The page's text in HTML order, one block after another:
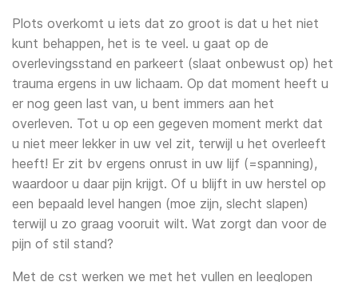
Plots overkomt u iets dat zo groot is dat u het niet
kunt behappen, het is te veel. u gaat op de
overlevingsstand en parkeert (slaat onbewust op) het
trauma ergens in uw lichaam. Op dat moment heeft u
er nog geen last van, u bent immers aan het
overleven. Tot u op een gegeven moment merkt dat
u niet meer lekker in uw vel zit, terwijl u het overleeft
heeft! Er zit bv ergens onrust in uw lijf (=spanning),
waardoor u daar pijn krijgt. Of u blijft in uw herstel op
een bepaald level hangen (moe zijn, slecht slapen)
terwijl u zo graag vooruit wilt. Wat zorgt dan voor de
pijn of stil stand?
Met de cst werken we met het vullen en leeglopen
Fysiotherapie bij Neurologische
Aandoeningen
Covid Revalidatie
Dry needling
Shockwave-therapie
Medical Taping
Slaaptherapie
Fysiotherapie bij herstel na COVID-19
Duizeligheidsklachten
Verstuikte enkel
Etalagebenen
Frozen shoulder
Hamstringblessure
Incontinentie
Reinier van Isselt
Rob van Dam
Valentina Barros Clark
Karin Luijks-Matthijssen
Charlotte van Genk
Patrick Hendriks
Jesse Hendriks